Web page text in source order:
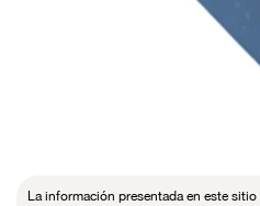
La información presentada en este